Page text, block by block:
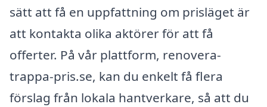
sätt att få en uppfattning om prisläget är
att kontakta olika aktörer för att få
offerter. På vår plattform, renovera-
trappa-pris.se, kan du enkelt få flera
förslag från lokala hantverkare, så att du